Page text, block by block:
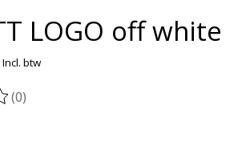
LOGO off white
Incl. btw
dit product is
(0)